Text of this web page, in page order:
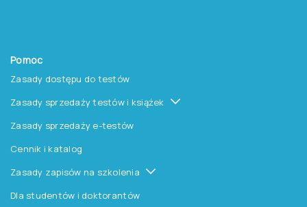
Pomoc
Zasady dostępu do testów
Zasady sprzedaży testów i książek
Zasady sprzedaży e-testów
Cennik i katalog
Zasady zapisów na szkolenia
Dla studentów i doktorantów